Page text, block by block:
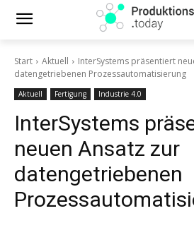
Start Aktuell
InterSystems präsentiert
datengetriebenen Prozessautomatisierung
Aktuell Fertigung Industrie 4.0
InterSystems
neuen Ansatz zur
datengetriebenen